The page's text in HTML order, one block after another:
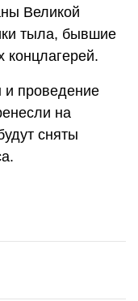
Великой
тыла, бывшие
концлагерей.
проведение
на
сняты